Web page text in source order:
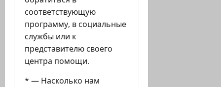
соответствующую
программу, в социальные
службы или к
представителю своего
центра помощи.
* — Насколько нам